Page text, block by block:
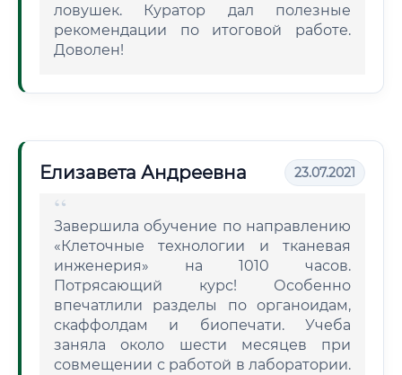
ловушек. Куратор дал полезные
рекомендации по итоговой работе.
Доволен!
Елизавета Андреевна 23.07.2021
Завершила обучение по направлению
«Клеточные технологии и тканевая
инженерия» на 1010 часов.
Потрясающий курс! Особенно
впечатлили разделы по органоидам,
скаффолдам и биопечати. Учеба
заняла около шести месяцев при
совмещении с работой в лаборатории.